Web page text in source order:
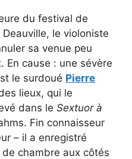
du festival de
le violoniste
sa venue peu
En cause : une sévère
le surdoué Pierre
lieux, qui le
dans le Sextuor à
Fin connaisseur
– il a enregistré
de chambre aux côtés